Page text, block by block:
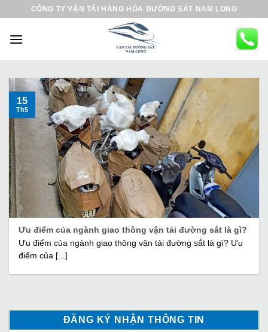
CÔNG TY VẬN TẢI HÀNG HÓA ĐƯỜNG SẮT NAM LONG
Ưu điểm của ngành giao thông vận tải đường sắt là gì?
Ưu điểm của ngành giao thông vận tải đường sắt là gì? Ưu
điểm của [...]
15
Th5
ĐĂNG KÝ NHẬN THÔNG TIN